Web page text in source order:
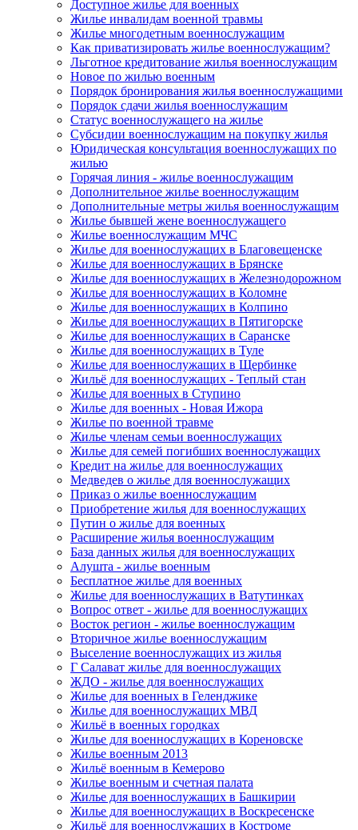
Доступное жилье для военных
Жилье инвалидам военной травмы
Жилье многодетным военнослужащим
Как приватизировать жилье военнослужащим?
Льготное кредитование жилья военнослужащим
Новое по жилью военным
Порядок бронирования жилья военнослужащими
Порядок сдачи жилья военнослужащим
Статус военнослужащего на жилье
Субсидии военнослужащим на покупку жилья
Юридическая консультация военнослужащих по
жилью
Горячая линия - жилье военнослужащим
Дополнительное жилье военнослужащим
Дополнительные метры жилья военнослужащим
Жилье бывшей жене военнослужащего
Жилье военнослужащим МЧС
Жилье для военнослужащих в Благовещенске
Жилье для военнослужащих в Брянске
Жилье для военнослужащих в Железнодорожном
Жилье для военнослужащих в Коломне
Жилье для военнослужащих в Колпино
Жилье для военнослужащих в Пятигорске
Жилье для военнослужащих в Саранске
Жилье для военнослужащих в Туле
Жилье для военнослужащих в Щербинке
Жильё для военнослужащих - Теплый стан
Жилье для военных в Ступино
Жилье для военных - Новая Ижора
Жилье по военной травме
Жилье членам семьи военнослужащих
Жилье для семей погибших военнослужащих
Кредит на жилье для военнослужащих
Медведев о жилье для военнослужащих
Приказ о жилье военнослужащим
Приобретение жилья для военнослужащих
Путин о жилье для военных
Расширение жилья военнослужащим
База данных жилья для военнослужащих
Алушта - жилье военным
Бесплатное жилье для военных
Жилье для военнослужащих в Ватутинках
Вопрос ответ - жилье для военнослужащих
Восток регион - жилье военнослужащим
Вторичное жилье военнослужащим
Выселение военнослужащих из жилья
Г Салават жилье для военнослужащих
ЖДО - жилье для военнослужащих
Жилье для военных в Геленджике
Жилье для военнослужащих МВД
Жильё в военных городках
Жилье для военнослужащих в Кореновске
Жилье военным 2013
Жильё военным в Кемерово
Жилье военным и счетная палата
Жилье для военнослужащих в Башкирии
Жилье для военнослужащих в Воскресенске
Жильё для военнослужащих в Костроме